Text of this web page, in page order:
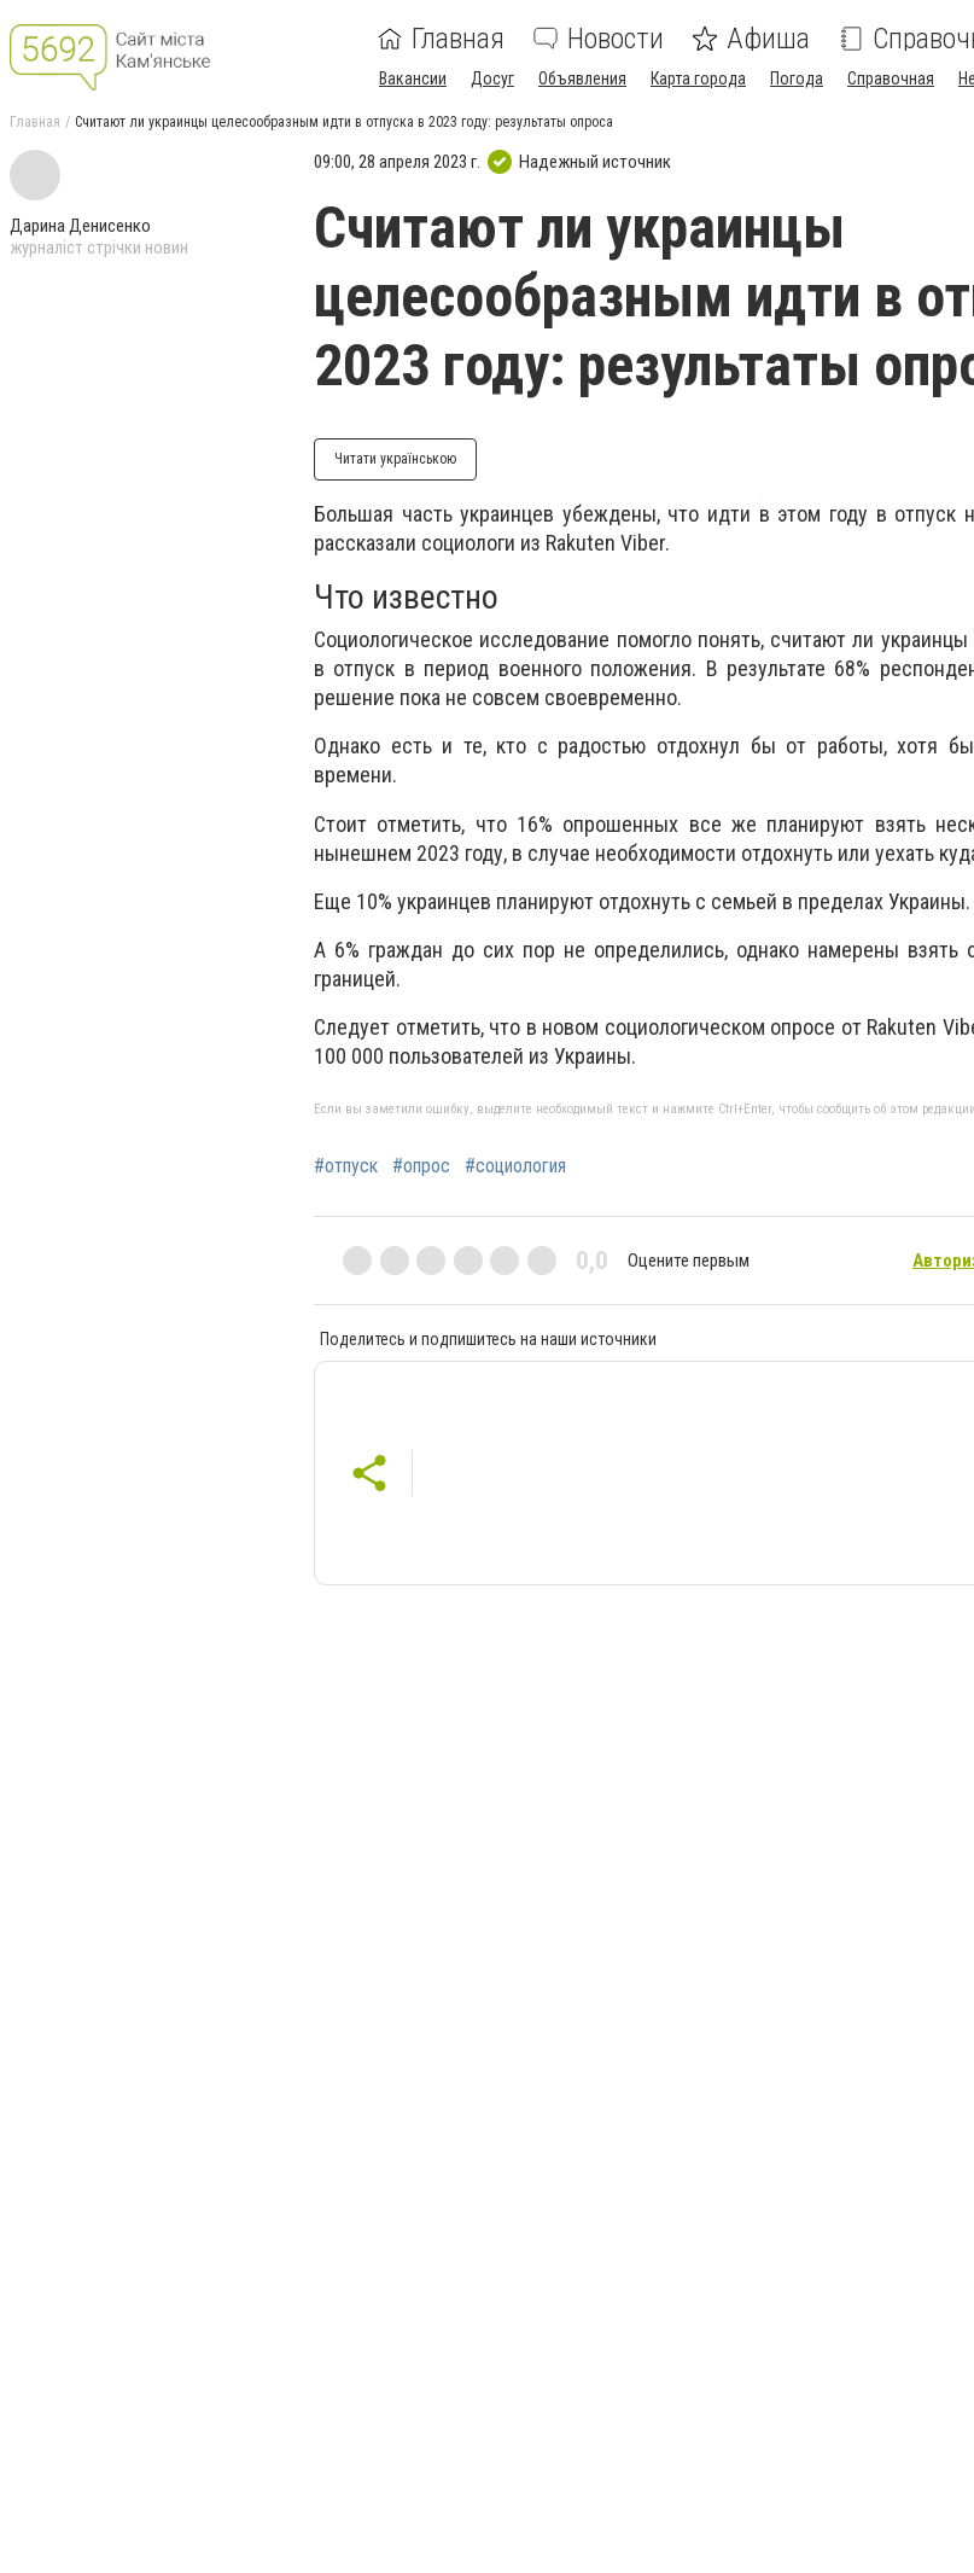
Главная Новости Афиша
Вакансии Досуг Объявления Карта города Погода Справочная
Главная Считают ли украинцы целесообразным идти в отпуска в 2023 году: результаты опроса
Дарина Денисенко
журналіст стрічки новин
09:00, 28 апреля 2023 г. Надежный источник
Считают ли украинцы
целесообразным идти в
2023 году: результаты
Читати українською
Большая часть украинцев убеждены, что идти в этом году в отпуск
рассказали социологи из Rakuten Viber.
Что известно
Социологическое исследование помогло понять, считают ли
в отпуск в период военного положения. В результате 68%
решение пока не совсем своевременно.
Однако есть и те, кто с радостью отдохнул бы от работы, хотя
времени.
Стоит отметить, что 16% опрошенных все же планируют взять
нынешнем 2023 году, в случае необходимости отдохнуть или уехать
Еще 10% украинцев планируют отдохнуть с семьей в пределах Украины.
А 6% граждан до сих пор не определились, однако намерены взять
границей.
Следует отметить, что в новом социологическом опросе от Rakuten
100 000 пользователей из Украины.
Если вы заметили ошибку, выделите необходимый текст и нажмите Ctrl+Enter, чтобы сообщить об этом редакции
#отпуск #опрос #социология
0,0 Оцените первым
Поделитесь и подпишитесь на наши источники